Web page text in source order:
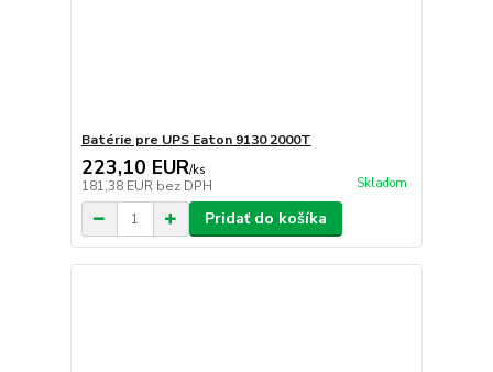
Batérie pre UPS Eaton 9130 2000T
223,10 EUR/ks
181,38 EUR bez DPH Skladom
Pridať do košíka